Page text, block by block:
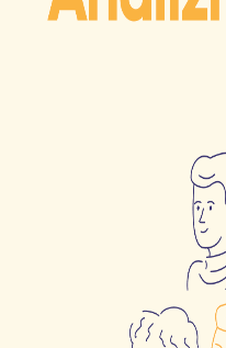
Raporu İndir